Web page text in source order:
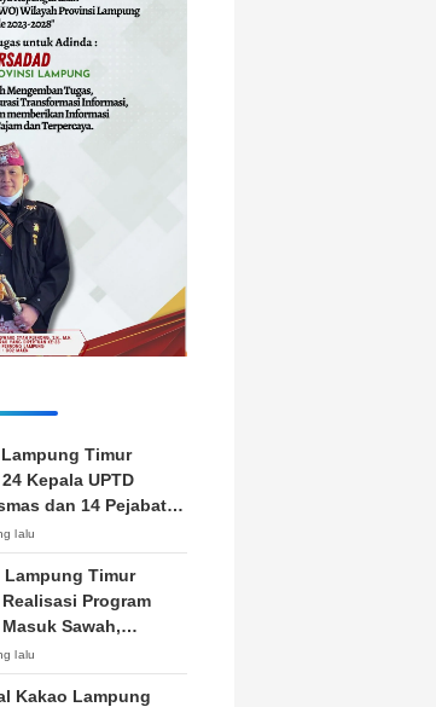
Timur
Kepala UPTD
dan 14 Pejabat
Dorong Inovasi
Prima
lalu
Lampung Timur
Program
Sawah,
Subsidi KWH untuk
lalu
Kakao Lampung